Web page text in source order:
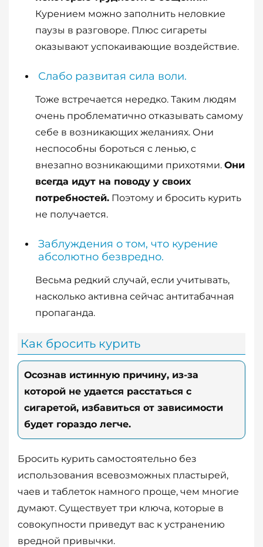
Курением можно заполнить неловкие
паузы в разговоре. Плюс сигареты
оказывают успокаивающие воздействие.
Слабо развитая сила воли.
Тоже встречается нередко. Таким людям
очень проблематично отказывать самому
себе в возникающих желаниях. Они
неспособны бороться с ленью, с
внезапно возникающими прихотями. Они
всегда идут на поводу у своих
потребностей. Поэтому и бросить курить
не получается.
Заблуждения о том, что курение
абсолютно безвредно.
Весьма редкий случай, если учитывать,
насколько активна сейчас антитабачная
пропаганда.
Как бросить курить
Осознав истинную причину, из-за
которой не удается расстаться с
сигаретой, избавиться от зависимости
будет гораздо легче.
Бросить курить самостоятельно без
использования всевозможных пластырей,
чаев и таблеток намного проще, чем многие
думают. Существует три ключа, которые в
совокупности приведут вас к устранению
вредной привычки.